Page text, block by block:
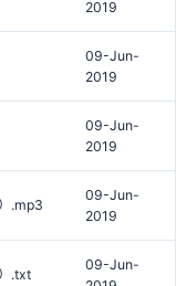
2019
09-Jun-
2019
09-Jun-
2019
.mp3
09-Jun-
2019
.txt
09-Jun-